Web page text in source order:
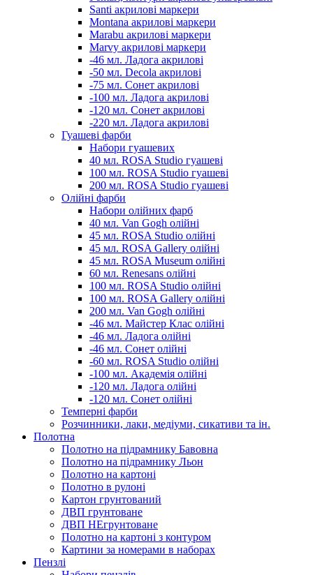
Santi акрилові маркери
Montana акрилові маркери
Marabu акрилові маркери
Marvy акрилові маркери
-46 мл. Ладога акрилові
-50 мл. Decola акрилові
-75 мл. Сонет акрилові
-100 мл. Ладога акрилові
-120 мл. Сонет акрилові
-220 мл. Ладога акрилові
Гуашеві фарби
Набори гуашевих
40 мл. ROSA Studio гуашеві
100 мл. ROSA Studio гуашеві
200 мл. ROSA Studio гуашеві
Олійні фарби
Набори олійних фарб
40 мл. Van Gogh олійні
45 мл. ROSA Studio олійні
45 мл. ROSA Gallery олійні
45 мл. ROSA Museum олійні
60 мл. Renesans олійні
100 мл. ROSA Studio олійні
100 мл. ROSA Gallery олійні
200 мл. Van Gogh олійні
-46 мл. Майстер Клас олійні
-46 мл. Ладога олійні
-46 мл. Сонет олійні
-60 мл. ROSA Studio олійні
-100 мл. Академія олійні
-120 мл. Ладога олійні
-120 мл. Сонет олійні
Темперні фарби
Розчинники, лаки, медіуми, сикативи та ін.
Полотна
Полотно на підрамнику Бавовна
Полотно на підрамнику Льон
Полотно на картоні
Полотно в рулоні
Картон грунтований
ДВП грунтоване
ДВП НЕгрунтоване
Полотно на картоні з контуром
Картини за номерами в наборах
Пензлі